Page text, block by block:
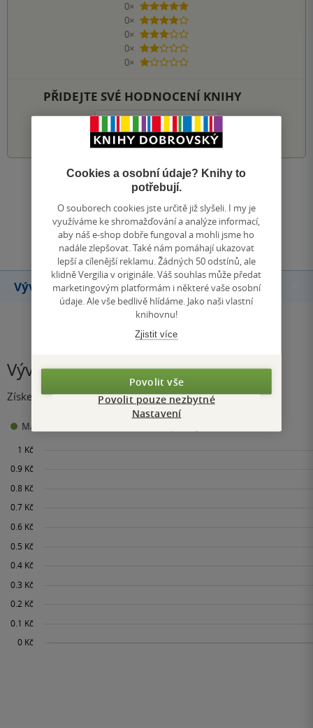
0×
5 hvězdiček
0×
4 hvězdičky
0×
3 hvězdičky
0×
2 hvězdičky
0×
1 hvezdička
PŘIDEJTE SVÉ HODNOCENÍ KNIHY
Zobrazit všechna hodnocení
Přidat hodnocení
Vývoj ceny
Vývoj ceny
Získejte přehled o vývoji ceny za posledních 60 dní.
Maloobchodní cena
Cookies a osobní údaje? Knihy to
potřebují.
O souborech cookies jste určitě již slyšeli. I my je
využíváme ke shromažďování a analýze informací,
aby náš e-shop dobře fungoval a mohli jsme ho
nadále zlepšovat. Také nám pomáhají ukazovat
lepší a cílenější reklamu. Žádných 50 odstínů, ale
klidně Vergilia v originále. Váš souhlas může předat
marketingovým platformám i některé vaše osobní
údaje. Ale vše bedlivě hlídáme. Jako naši vlastní
knihovnu!
Zjistit více
Povolit vše
Povolit pouze nezbytné
Nastavení